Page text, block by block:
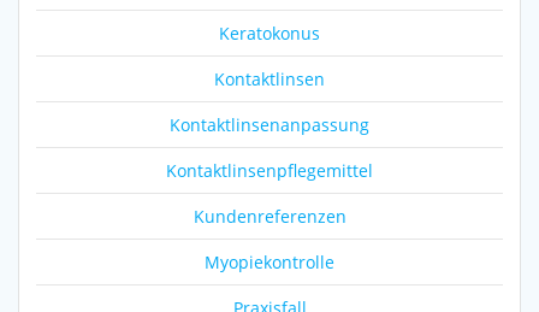
Keratokonus
Kontaktlinsen
Kontaktlinsenanpassung
Kontaktlinsenpflegemittel
Kundenreferenzen
Myopiekontrolle
Praxisfall